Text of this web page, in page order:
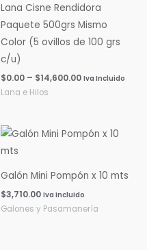
Lana Cisne Rendidora
Paquete 500grs Mismo
Color (5 ovillos de 100 grs
c/u)
$0.00 – $14,600.00 Iva Incluido
Lana e Hilos
Galón Mini Pompón x 10 mts
$3,710.00 Iva Incluido
Galones y Pasamanería